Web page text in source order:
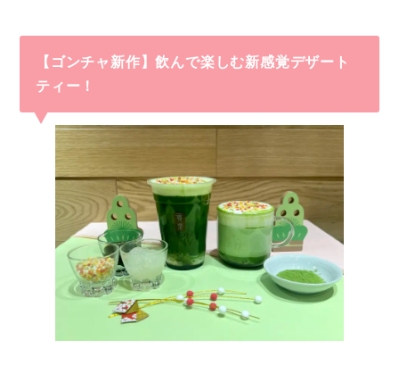
【ゴンチャ新作】飲んで楽しむ新感覚デザート
ティー！